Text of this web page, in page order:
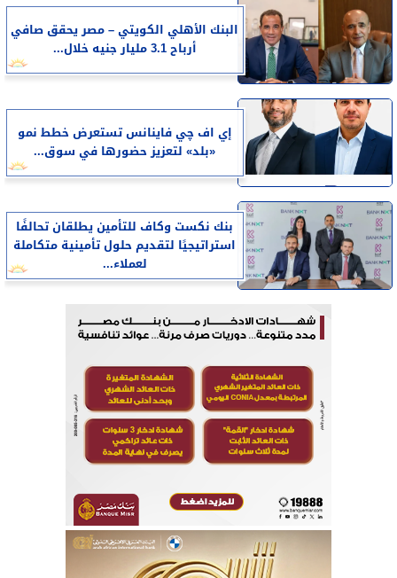
البنك الأهلي الكويتي – مصر يحقق صافي
أرباح 3.1 مليار جنيه خلال...
إي اف چي فاينانس تستعرض خطط نمو
«بلد» لتعزيز حضورها في سوق...
بنك نكست وكاف للتأمين يطلقان تحالفًا
استراتيجيًا لتقديم حلول تأمينية متكاملة
لعملاء...